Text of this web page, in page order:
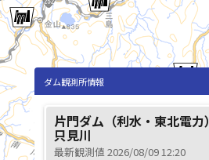
ダム観測所情報
片門ダム（利水・東北電力）
只見川
最新観測値 2026/08/09 12:20